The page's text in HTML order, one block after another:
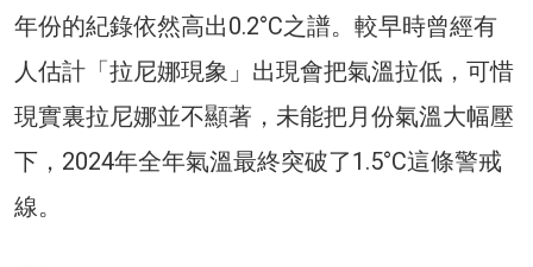
年份的紀錄依然高出0.2°C之譜。較早時曾經有
人估計「拉尼娜現象」出現會把氣溫拉低，可惜
現實裏拉尼娜並不顯著，未能把月份氣溫大幅壓
下，2024年全年氣溫最終突破了1.5°C這條警戒
線。